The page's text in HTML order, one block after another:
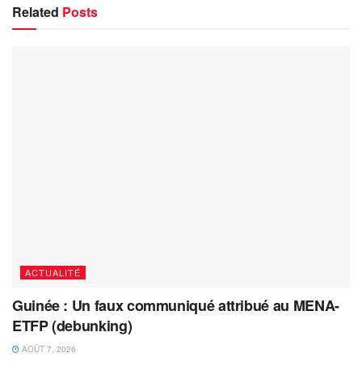
Related Posts
ACTUALITÉ
Guinée : Un faux communiqué attribué au MENA-
ETFP (debunking)
AOÛT 7, 2026